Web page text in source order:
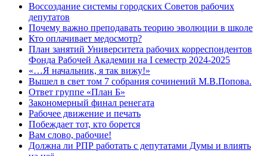
Воссоздание системы городских Советов рабочих
депутатов
Почему важно преподавать теорию эволюции в школе
Кто оплачивает медосмотр?
План занятий Университета рабочих корреспондентов
Фонда Рабочей Академии на I семестр 2024-2025
«…Я начальник, я так вижу!»
Вышел в свет том 7 собрания сочинений М.В.Попова.
Ответ группе «План Б»
Закономерный финал ренегата
Рабочее движение и печать
Побеждает тот, кто борется
Вам слово, рабочие!
Должна ли РПР работать с депутатами Думы и влиять